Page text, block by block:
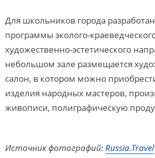
Для школьников города
программы эколого-
художественно-эстетического
небольшом зале размещается
салон, в котором можно
изделия народных мастеров,
живописи, полиграфическую
Источник фотографий:Russia.Travel